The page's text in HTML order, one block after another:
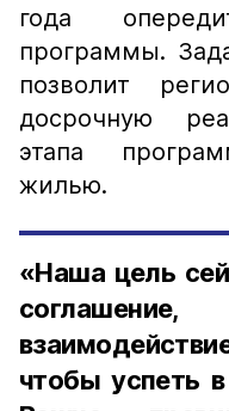
года
программы.
позволит
досрочную
этапа
жилью.
«Наша цель
чтобы успеть